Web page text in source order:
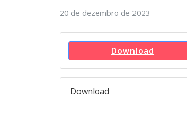
20 de dezembro de 2023
Download
Download